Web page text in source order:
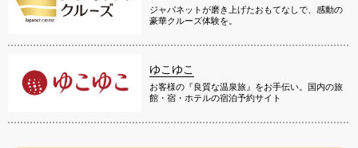
ジャパネットが磨き上げたおもてなしで、感動の
豪華クルーズ体験を。
ゆこゆこ
お客様の『良質な温泉旅』をお手伝い。国内の旅
館・宿・ホテルの宿泊予約サイト